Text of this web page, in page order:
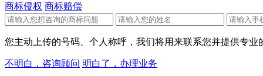
商标侵权 商标赔偿
您主动上传的号码、个人称呼，我们将用来联系您并提供专
不明白，咨询顾问 明白了，办理业务